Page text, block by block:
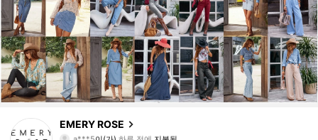
EMERY ROSE
4.86
1.8M 팔로워
a***5 이(가) 하루 전에 지불됨